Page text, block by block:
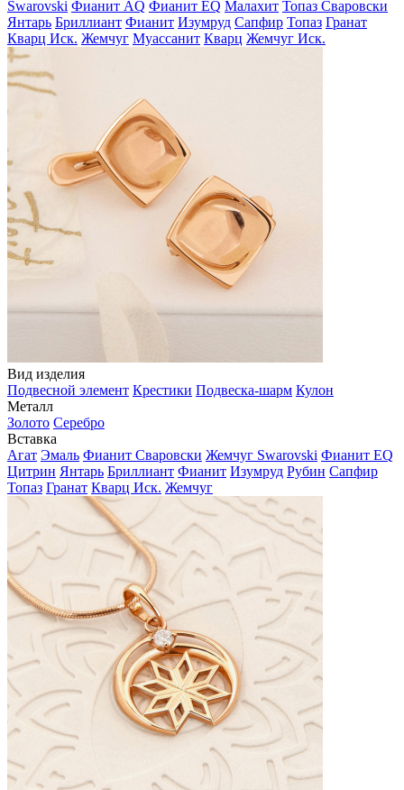
Swarovski Фианит AQ Фианит EQ Малахит Топаз Сваровски
Янтарь Бриллиант Фианит Изумруд Сапфир Топаз Гранат
Кварц Иск. Жемчуг Муассанит Кварц Жемчуг Иск.
Вид изделия
Подвесной элемент Крестики Подвеска-шарм Кулон
Металл
Золото Серебро
Вставка
Агат Эмаль Фианит Сваровски Жемчуг Swarovski Фианит EQ
Цитрин Янтарь Бриллиант Фианит Изумруд Рубин Сапфир
Топаз Гранат Кварц Иск. Жемчуг